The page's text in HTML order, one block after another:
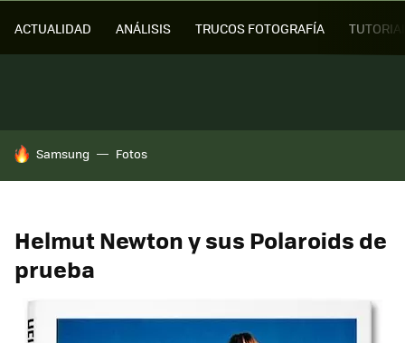
ACTUALIDAD ANÁLISIS TRUCOS FOTOGRAFÍA
HOY SE HABLA DE
Samsung Fotos
Helmut Newton y sus Polaroids de
prueba